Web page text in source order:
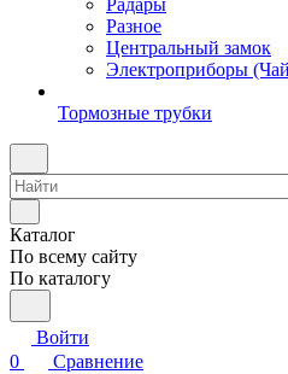
Радары
Разное
Центральный замок
Электроприборы
Тормозные трубки
Каталог
По всему сайту
По каталогу
Войти
0
Сравнение